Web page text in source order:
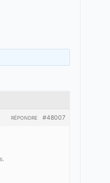
#48007
RÉPONDRE